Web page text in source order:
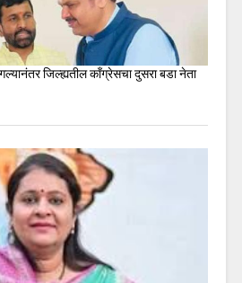
जिल्ह्यतील कॉंग्रेसचा दुसरा बडा नेता